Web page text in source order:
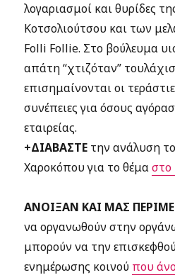
λογαριασμοί και θυρίδες
Κοτσολιούτσου και των
Folli Follie. Στο βούλευμα
απάτη “χτιζόταν”
επισημαίνονται οι
συνέπειες για όσους
εταιρείας.
+ΔΙΑΒΑΣΤΕ την ανάλυση
Χαροκόπου για το θέμα
ΑΝΟΙΞΑΝ ΚΑΙ ΜΑΣ
να οργανωθούν στην
μπορούν να την
ενημέρωσης κοινού που